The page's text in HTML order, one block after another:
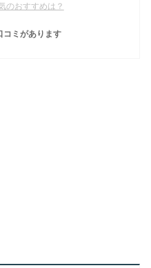
のおすすめは？
コミがあります